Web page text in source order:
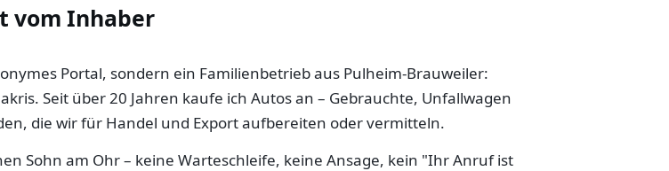
vom Inhaber
Portal, sondern ein Familienbetrieb aus Pulheim-Brauweiler:
Seit über 20 Jahren kaufe ich Autos an – Gebrauchte, Unfallwagen
die wir für Handel und Export aufbereiten oder vermitteln.
Sohn am Ohr – keine Warteschleife, keine Ansage, kein "Ihr Anruf ist